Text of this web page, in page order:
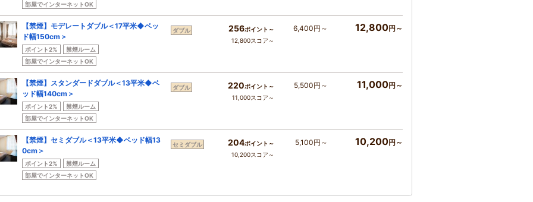
部屋でインターネットOK
【禁煙】モデレートダブル＜17平米◆ベッ
ド幅150cm＞
ポイント2%
禁煙ルーム
部屋でインターネットOK
ダブル 256ポイント～
12,800スコア～
6,400円～ 12,800円～
【禁煙】スタンダードダブル＜13平米◆ベ
ッド幅140cm＞
ポイント2%
禁煙ルーム
部屋でインターネットOK
ダブル 220ポイント～
11,000スコア～
5,500円～ 11,000円～
【禁煙】セミダブル＜13平米◆ベッド幅13
0cm＞
ポイント2%
禁煙ルーム
部屋でインターネットOK
セミダブル 204ポイント～
10,200スコア～
5,100円～ 10,200円～